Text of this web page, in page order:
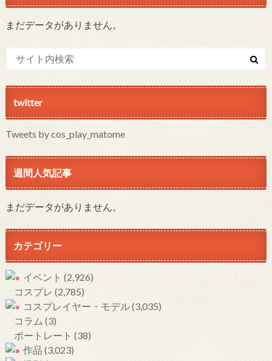
まだデータがありません。
twitter
Tweets by cos_play_matome
週間人気記事
まだデータがありません。
カテゴリー
イベント (2,926)
コスプレ (2,785)
コスプレイヤー・モデル(3,035)
コラム (3)
ポートレート (38)
作品 (3,023)